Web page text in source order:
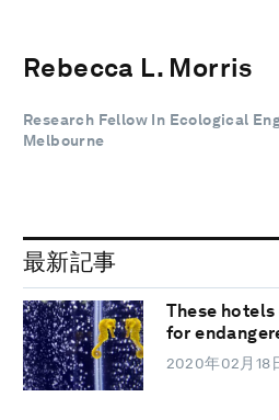
Rebecca L. Morris
Research Fellow In Ecological
Melbourne
最新記事
These
for
2020年02月18